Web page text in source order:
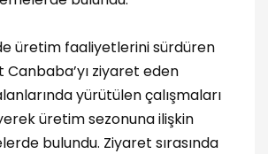
üretim faaliyetlerini sürdüren
ziyaret eden
yürütülen çalışmaları
üretim sezonuna ilişkin
bulundu. Ziyaret sırasında